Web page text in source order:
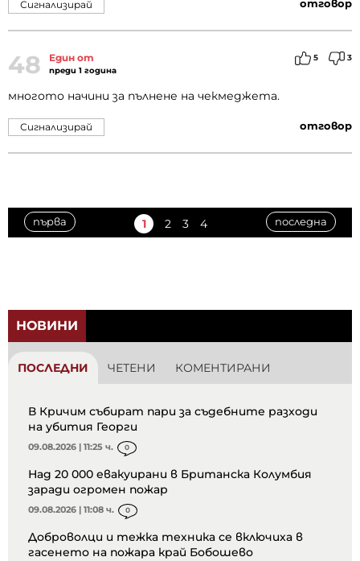
отговор
Сигнализирай
48 Един от
преди 1 година
5 3
многото начини за пълнене на чекмеджета.
отговор
Сигнализирай
първа 1 2 3 4 последна
НОВИНИ
ПОСЛЕДНИ ЧЕТЕНИ КОМЕНТИРАНИ
В Кричим събират пари за съдебните разходи
на убития Георги
09.08.2026 | 11:25 ч. 0
Над 20 000 евакуирани в Британска Колумбия
заради огромен пожар
09.08.2026 | 11:08 ч. 0
Доброволци и тежка техника се включиха в
гасенето на пожара край Бобошево